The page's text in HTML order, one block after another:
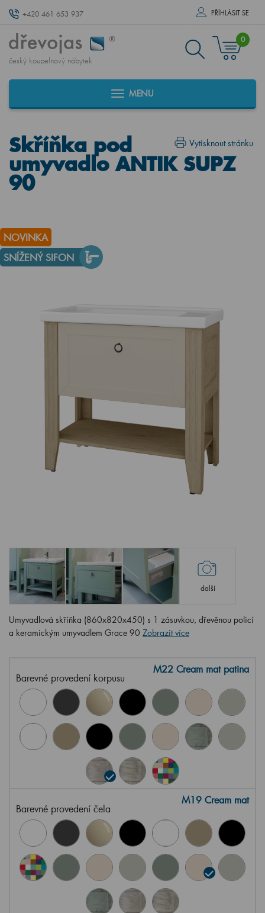
+420 461 653 937 PŘÍHLÁSIT SE
český koupelnový nábytek
0
MENU
Vytisknout stránku
Skříňka pod
umyvadlo ANTIK SUPZ
90
NOVINKA
SNÍŽENÝ SIFON
další
Umyvadlová skříňka (860x820x450) s 1 zásuvkou, dřevěnou policí
a keramickým umyvadlem Grace 90 Zobrazit více
Barevné provedení korpusu
M22 Cream mat patina
Barevné provedení čela
M19 Cream mat